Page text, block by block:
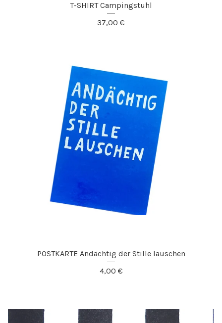
T-SHIRT Campingstuhl
37,00 €
POSTKARTE Andächtig der Stille lauschen
4,00 €